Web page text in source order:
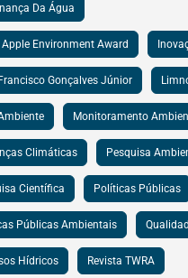
Da Água
Apple Environment Award
Gonçalves Júnior
Monitoramento
Climáticas Pesquisa
Científica Políticas Públicas
Públicas Ambientais
Hídricos Revista TWRA